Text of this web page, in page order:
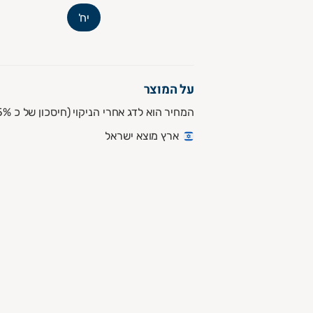
יח'
על המוצר
המחיר הוא לדג אחרי הניקוי (חיסכון של כ 25%)
ארץ מוצא ישראל